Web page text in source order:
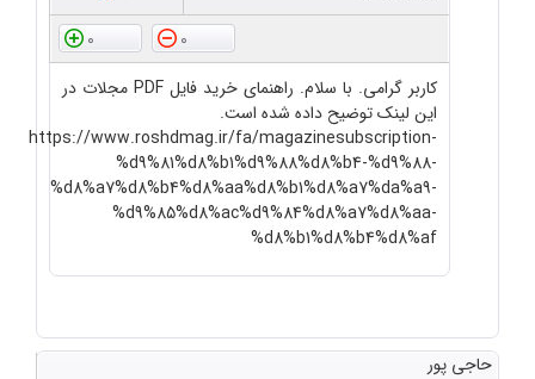
0
0
کاربر گرامی. با سلام. راهنمای خرید فایل PDF مجلات در
این لینک توضیح داده شده است.
https://www.roshdmag.ir/fa/magazinesubscription-
%d9%81%d8%b1%d9%88%d8%b4-%d9%88-
%d8%a7%d8%b4%d8%aa%d8%b1%d8%a7%da%a9-
%d9%85%d8%ac%d9%84%d8%a7%d8%aa-
%d8%b1%d8%b4%d8%af
حاجی پور